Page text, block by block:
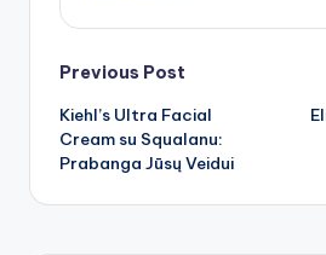
Post
navigation
Previous Post
Kiehl’s Ultra Facial
Cream su Squalanu:
Prabanga Jūsų Veidui